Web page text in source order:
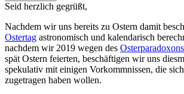
Seid herzlich gegrüßt,
Nachdem wir uns bereits zu Ostern damit
Ostertag astronomisch und kalendarisch
nachdem wir 2019 wegen des Osterparadoxons
spät Ostern feierten, beschäftigen wir uns
spekulativ mit einigen Vorkommnissen, die
zugetragen haben wollen.